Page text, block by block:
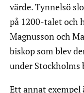
värde. Tynnelsö
på 1200-talet och
Magnusson och
biskop som blev
under Stockholms
Ett annat